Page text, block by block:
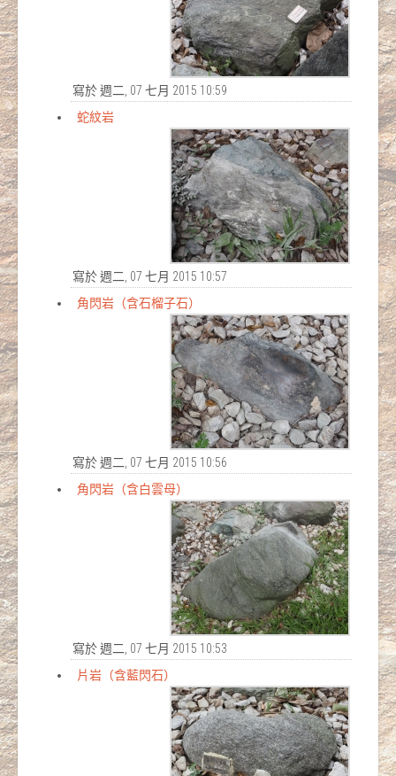
寫於 週二, 07 七月 2015 10:59
蛇紋岩
寫於 週二, 07 七月 2015 10:57
角閃岩（含石榴子石）
寫於 週二, 07 七月 2015 10:56
角閃岩（含白雲母）
寫於 週二, 07 七月 2015 10:53
片岩（含藍閃石）